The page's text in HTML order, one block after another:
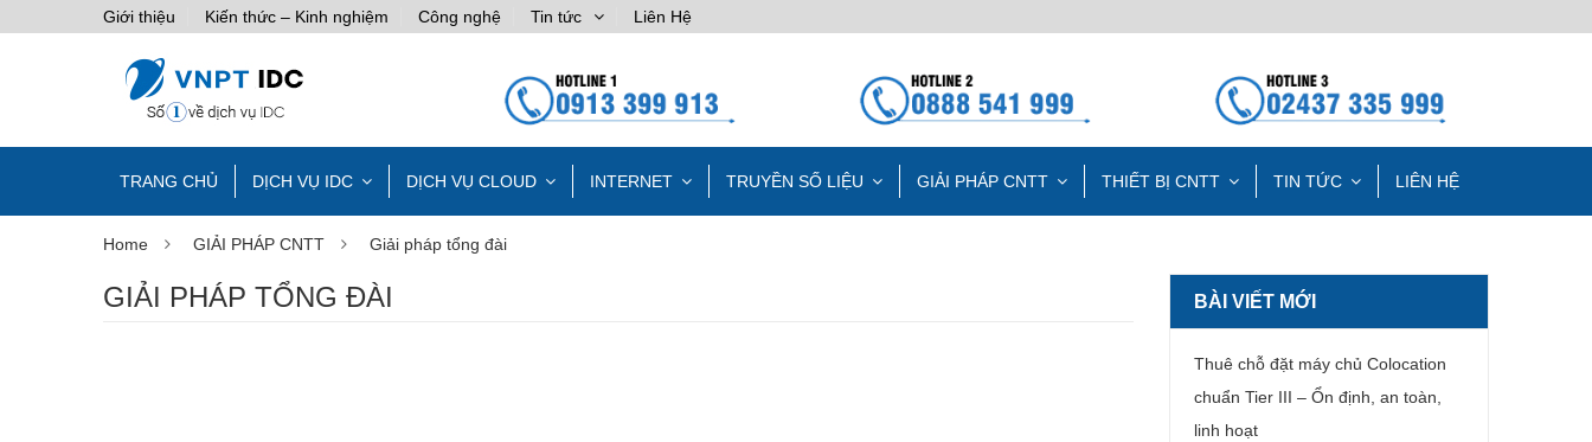
Giới thiệu Kiến thức – Kinh nghiệm Công nghệ Tin tức Liên Hệ
TRANG CHỦ DỊCH VỤ IDC DỊCH VỤ CLOUD INTERNET TRUYỀN SỐ LIỆU GIẢI PHÁP CNTT THIẾT BỊ CNTT TIN TỨC LIÊN HỆ
Home GIẢI PHÁP CNTT Giải pháp tổng đài
GIẢI PHÁP TỔNG ĐÀI BÀI VIẾT MỚI
Thuê chỗ đặt máy chủ Colocation
chuẩn Tier III – Ổn định, an toàn,
linh hoạt